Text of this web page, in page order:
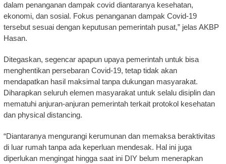
dalam penanganan dampak covid diantaranya kesehatan,
ekonomi, dan sosial. Fokus penanganan dampak Covid-19
tersebut sesuai dengan keputusan pemerintah pusat,” jelas AKBP
Hasan.
Ditegaskan, segencar apapun upaya pemerintah untuk bisa
menghentikan persebaran Covid-19, tetap tidak akan
mendapatkan hasil maksimal tanpa dukungan masyarakat.
Diharapkan seluruh elemen masyarakat untuk selalu disiplin dan
mematuhi anjuran-anjuran pemerintah terkait protokol kesehatan
dan physical distancing.
“Diantaranya mengurangi kerumunan dan memaksa beraktivitas
di luar rumah tanpa ada keperluan mendesak. Hal ini juga
diperlukan mengingat hingga saat ini DIY belum menerapkan